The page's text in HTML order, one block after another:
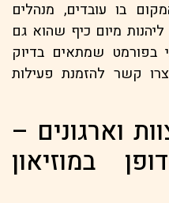
בו עובדים, מנהלים
מיום כיף שהוא גם
בפורמט שמתאים בדיוק
קשר להזמנת פעילות
וארגונים –
במוזיאון